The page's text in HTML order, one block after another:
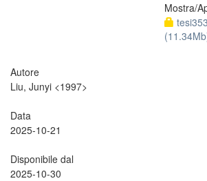
Mostra/
Autore
Liu, Junyi <1997>
Data
2025-10-21
Disponibile dal
2025-10-30